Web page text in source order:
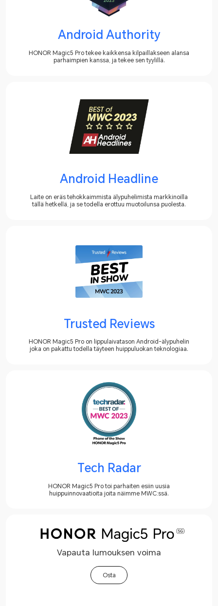
Android Authority
HONOR Magic5 Pro tekee kaikkensa kilpaillakseen alansa
parhaimpien kanssa, ja tekee sen tyylillä.
Android Headline
Laite on eräs tehokkaimmista älypuhelimista markkinoilla
tällä hetkellä, ja se todella erottuu muotoilunsa puolesta.
Trusted Reviews
HONOR Magic5 Pro on lippulaivatason Android-älypuhelin
joka on pakattu todella täyteen huippuluokan teknologiaa.
Tech Radar
HONOR Magic5 Pro toi parhaiten esiin uusia
huippuinnovaatioita joita näimme MWC:ssä.
Vapauta lumouksen voima
Osta